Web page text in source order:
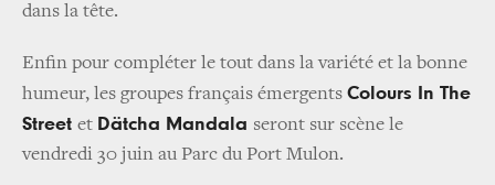
dans la tête.
Enfin pour compléter le tout dans la variété et la bonne
humeur, les groupes français émergents Colours In The
Street et Dätcha Mandala seront sur scène le
vendredi 30 juin au Parc du Port Mulon.